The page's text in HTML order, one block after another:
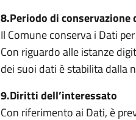
8.Periodo di conservazione
Il Comune conserva i Dati
Con riguardo alle istanze
dei suoi dati è stabilita dalla
9.Diritti dell’interessato
Con riferimento ai Dati, è